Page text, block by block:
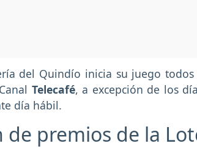
del Quindío inicia su juego todos
Telecafé, a excepción de los
día hábil.
de premios de la